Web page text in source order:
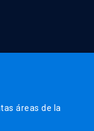
áreas de la